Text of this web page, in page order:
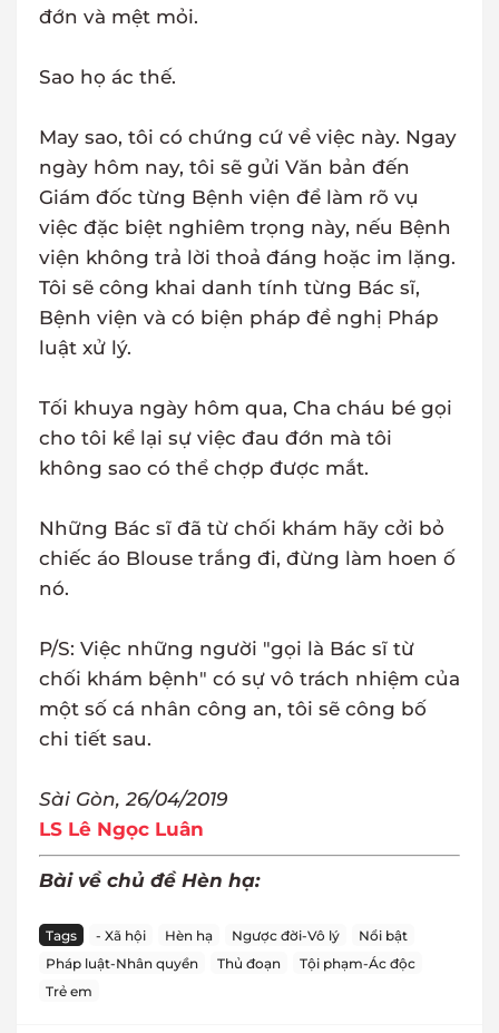
đớn và mệt mỏi.
Sao họ ác thế.
May sao, tôi có chứng cứ về việc này. Ngay
ngày hôm nay, tôi sẽ gửi Văn bản đến
Giám đốc từng Bệnh viện để làm rõ vụ
việc đặc biệt nghiêm trọng này, nếu Bệnh
viện không trả lời thoả đáng hoặc im lặng.
Tôi sẽ công khai danh tính từng Bác sĩ,
Bệnh viện và có biện pháp đề nghị Pháp
luật xử lý.
Tối khuya ngày hôm qua, Cha cháu bé gọi
cho tôi kể lại sự việc đau đớn mà tôi
không sao có thể chợp được mắt.
Những Bác sĩ đã từ chối khám hãy cởi bỏ
chiếc áo Blouse trắng đi, đừng làm hoen ố
nó.
P/S: Việc những người "gọi là Bác sĩ từ
chối khám bệnh" có sự vô trách nhiệm của
một số cá nhân công an, tôi sẽ công bố
chi tiết sau.
Sài Gòn, 26/04/2019
LS Lê Ngọc Luân
Bài về chủ đề Hèn hạ:
Tags - Xã hội Hèn hạ Ngược đời-Vô lý
Nổi bật
Pháp luật-Nhân quyền
Thủ đoạn
Tội phạm-Ác độc
Trẻ em